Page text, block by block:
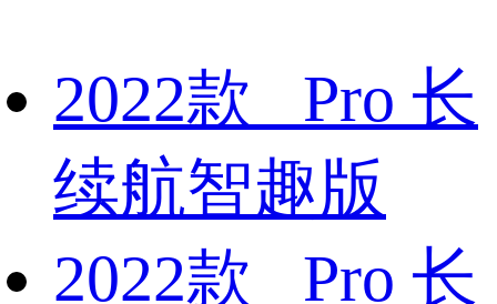
2022款 Pro 长
续航智趣版
2022款 Pro 长